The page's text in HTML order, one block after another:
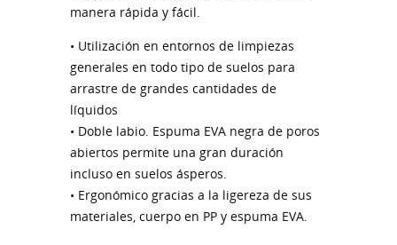
manera rápida y fácil.
• Utilización en entornos de limpiezas
generales en todo tipo de suelos para
arrastre de grandes cantidades de
líquidos
• Doble labio. Espuma EVA negra de poros
abiertos permite una gran duración
incluso en suelos ásperos.
• Ergonómico gracias a la ligereza de sus
materiales, cuerpo en PP y espuma EVA.